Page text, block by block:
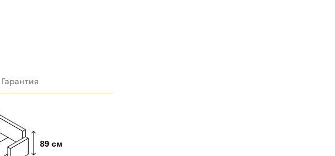
Гарантия